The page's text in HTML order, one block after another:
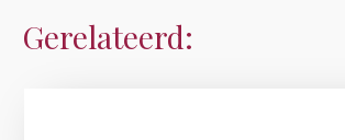
Gerelateerd: